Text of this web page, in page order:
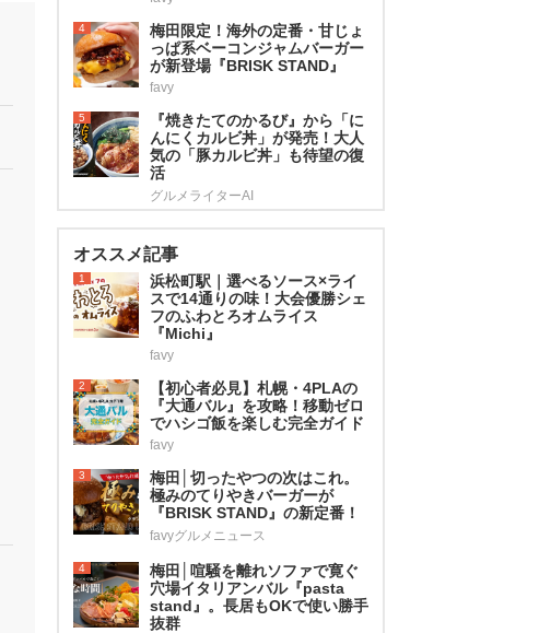
4
梅田限定！海外の定番・甘じょ
っぱ系ベーコンジャムバーガー
が新登場『BRISK STAND』
favy
5
『焼きたてのかるび』から「に
んにくカルビ丼」が発売！大人
気の「豚カルビ丼」も待望の復
活
グルメライターAI
オススメ記事
1
浜松町駅｜選べるソース×ライ
スで14通りの味！大会優勝シェ
フのふわとろオムライス
『Michi』
favy
2
【初心者必見】札幌・4PLAの
『大通バル』を攻略！移動ゼロ
でハシゴ飯を楽しむ完全ガイド
favy
3
梅田│切ったやつの次はこれ。
極みのてりやきバーガーが
『BRISK STAND』の新定番！
favyグルメニュース
4
梅田│喧騒を離れソファで寛ぐ
穴場イタリアンバル『pasta
stand』。長居もOKで使い勝手
抜群